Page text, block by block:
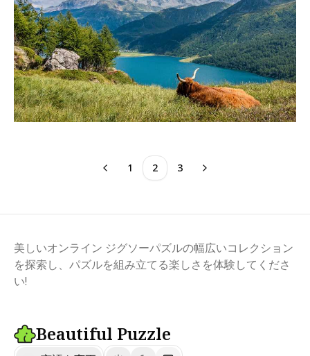
1 2 3
美しいオンライン ジグソーパズルの幅広いコレクション
を探索し、パズルを組み立てる楽しさを体験してくださ
い!
Beautiful Puzzle